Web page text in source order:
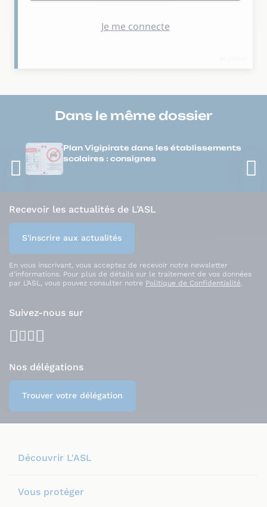
Dans le même dossier
Plan Vigipirate dans les établissements
scolaires : consignes
Recevoir les actualités de L’ASL
S'inscrire aux actualités
En vous inscrivant, vous acceptez de recevoir notre newsletter
d’informations. Pour plus de détails sur le traitement de vos données
par L’ASL, vous pouvez consulter notre Politique de Confidentialité
Suivez-nous sur
facebook
instagram
linkedin
Nos délégations
Trouver votre délégation
Découvrir L'ASL
Vous protéger